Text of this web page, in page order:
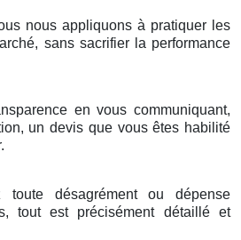
nous appliquons à pratiquer les
sans sacrifier la performance
en vous communiquant,
un devis que vous êtes habilité
toute désagrément ou dépense
tout est précisément détaillé et